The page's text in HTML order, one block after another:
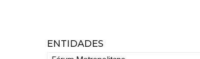
ENTIDADES